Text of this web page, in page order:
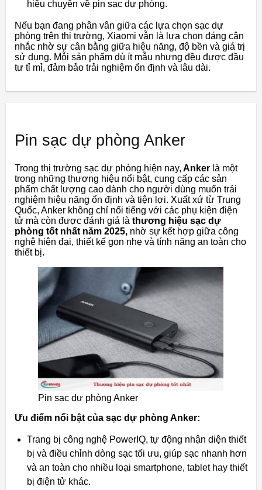
hiệu chuyên về pin sạc dự phòng.
Nếu bạn đang phân vân giữa các lựa chọn sạc dự
phòng trên thị trường, Xiaomi vẫn là lựa chọn đáng cân
nhắc nhờ sự cân bằng giữa hiệu năng, độ bền và giá trị
sử dụng. Mỗi sản phẩm dù ít mẫu nhưng đều được đầu
tư tỉ mỉ, đảm bảo trải nghiệm ổn định và lâu dài.
Pin sạc dự phòng Anker
Trong thị trường sạc dự phòng hiện nay, Anker là một
trong những thương hiệu nổi bật, cung cấp các sản
phẩm chất lượng cao dành cho người dùng muốn trải
nghiệm hiệu năng ổn định và tiện lợi. Xuất xứ từ Trung
Quốc, Anker không chỉ nổi tiếng với các phụ kiện điện
tử mà còn được đánh giá là thương hiệu sạc dự
phòng tốt nhất năm 2025, nhờ sự kết hợp giữa công
nghệ hiện đại, thiết kế gọn nhẹ và tính năng an toàn cho
thiết bị.
Pin sạc dự phòng Anker
Ưu điểm nổi bật của sạc dự phòng Anker:
Trang bị công nghệ PowerIQ, tự động nhận diện thiết
bị và điều chỉnh dòng sạc tối ưu, giúp sạc nhanh hơn
và an toàn cho nhiều loại smartphone, tablet hay thiết
bị điện tử khác.